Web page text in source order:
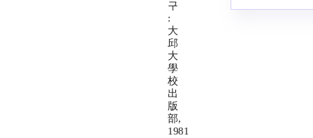
구
:
大
邱
大
學
校
出
版
部,
1981